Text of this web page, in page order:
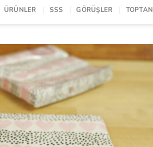
ÜRÜNLER SSS GÖRÜŞLER TOPTAN